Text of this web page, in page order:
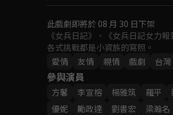
此戲劇即將於 08 月 30 日下架
《女兵日記》、《女兵日記女力
各式挑戰都是小資族的寫照。
愛情
友情 親情 戲劇 台灣
參與演員
方馨 李宣榕 楊雅筑 羅平
優妮
勵政達 劉書宏 梁瀚名